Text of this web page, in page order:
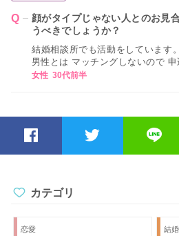
顔がタイプじゃない人とのお見
うべきでしょうか？
結婚相談所でも活動をしています
男性とは マッチングしないので
日お見合いをしました。 スペッ
せん。 面食いというわけではない
上手くいっているわけではないの
勿体ないように思います。 次も会
女性 30代前半
カテゴリ
恋愛 結婚